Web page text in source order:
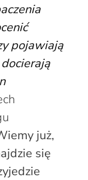
pojawiają
już,
się